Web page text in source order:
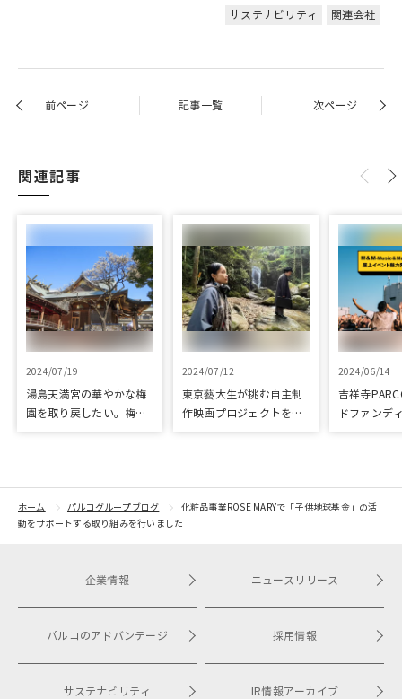
サステナビリティ 関連会社
前ページ 記事一覧 次ページ
関連記事
2024/07/19
湯島天満宮の華やかな梅
園を取り戻したい。梅園
2024/07/12
東京藝大生が挑む自主制
作映画プロジェクトをク
2024/06/14
吉祥寺
ドファンデ
ホーム パルコグループブログ
化粧品事業ROSE MARYで「子供地球基金」の活
動をサポートする取り組みを行いました
企業情報
パルコのアドバンテージ
サステナビリティ
ニュースリリース
採用情報
IR情報アーカイブ